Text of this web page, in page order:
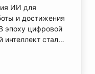
ИИ для
и достижения
эпоху цифровой
интеллект стал…